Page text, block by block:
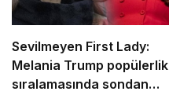
Sevilmeyen First Lady:
Melania Trump popülerlik
sıralamasında sondan